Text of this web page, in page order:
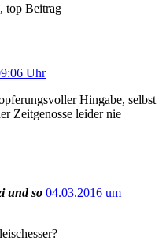
top Beitrag
Uhr
Hingabe, selbst
Zeitgenosse leider nie
und so 04.03.2016 um